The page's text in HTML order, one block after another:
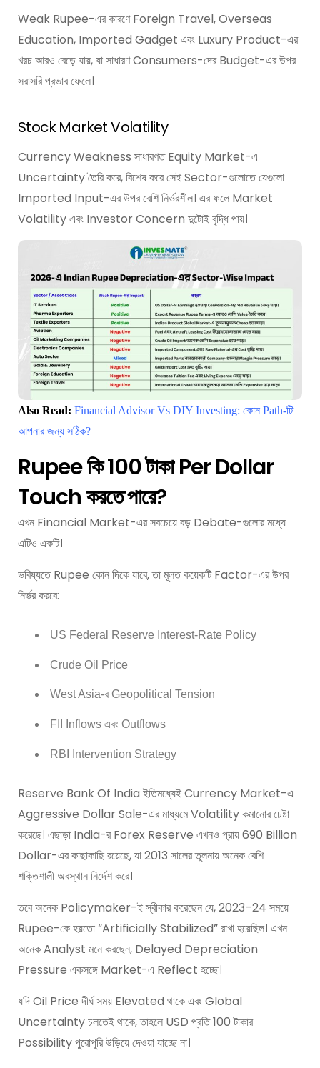
Weak Rupee-এর কারণে Foreign Travel, Overseas
Education, Imported Gadget এবং Luxury Product-এর
খরচ আরও বেড়ে যায়, যা সাধারণ Consumers-দের Budget-এর উপর
সরাসরি প্রভাব ফেলে।
Stock Market Volatility
Currency Weakness সাধারণত Equity Market-এ
Uncertainty তৈরি করে, বিশেষ করে সেই Sector-গুলোতে যেগুলো
Imported Input-এর উপর বেশি নির্ভরশীল। এর ফলে Market
Volatility এবং Investor Concern দুটোই বৃদ্ধি পায়।
Also Read: Financial Advisor Vs DIY Investing: কোন Path-টি
আপনার জন্য সঠিক?
Rupee কি 100 টাকা Per Dollar
Touch করতে পারে?
এখন Financial Market-এর সবচেয়ে বড় Debate-গুলোর মধ্যে
এটিও একটি।
ভবিষ্যতে Rupee কোন দিকে যাবে, তা মূলত কয়েকটি Factor-এর উপর
নির্ভর করবে:
US Federal Reserve Interest-Rate Policy
Crude Oil Price
West Asia-র Geopolitical Tension
FII Inflows এবং Outflows
RBI Intervention Strategy
Reserve Bank Of India ইতিমধ্যেই Currency Market-এ
Aggressive Dollar Sale-এর মাধ্যমে Volatility কমানোর চেষ্টা
করেছে। এছাড়া India-র Forex Reserve এখনও প্রায় 690 Billion
Dollar-এর কাছাকাছি রয়েছে, যা 2013 সালের তুলনায় অনেক বেশি
শক্তিশালী অবস্থান নির্দেশ করে।
তবে অনেক Policymaker-ই স্বীকার করেছেন যে, 2023–24 সময়ে
Rupee-কে হয়তো “Artificially Stabilized” রাখা হয়েছিল। এখন
অনেক Analyst মনে করছেন, Delayed Depreciation
Pressure একসঙ্গে Market-এ Reflect হচ্ছে।
যদি Oil Price দীর্ঘ সময় Elevated থাকে এবং Global
Uncertainty চলতেই থাকে, তাহলে USD প্রতি 100 টাকার
Possibility পুরোপুরি উড়িয়ে দেওয়া যাচ্ছে না।